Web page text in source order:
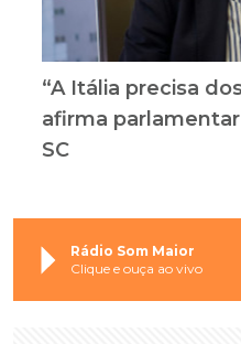
“A Itália precisa
afirma
SC
Rádio Som Maior
Clique e ouça ao vivo